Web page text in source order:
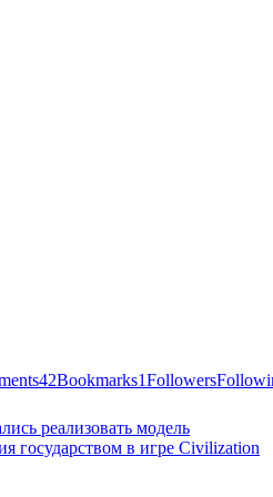
42Bookmarks1Followers
реализовать модель
государством в игре Civilization